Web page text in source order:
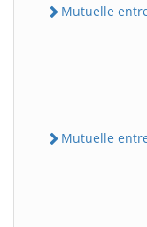
Mutuelle
Mutuelle